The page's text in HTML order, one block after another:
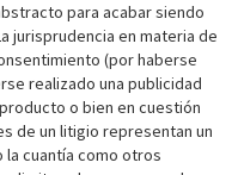
para acabar siendo
jurisprudencia en materia de
(por haberse
realizado una publicidad
o bien en cuestión
de un litigio representan un
cuantía como otros